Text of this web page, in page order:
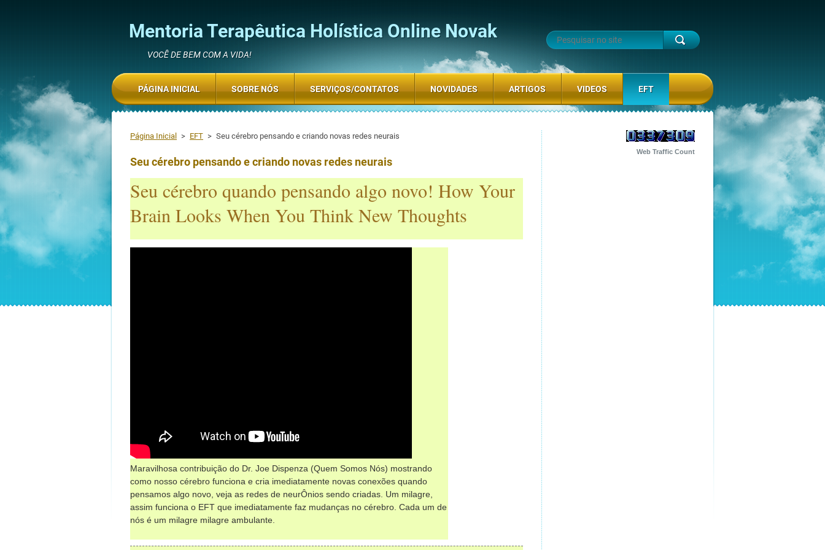
Mentoria Terapêutica Holística Online Novak
VOCÊ DE BEM COM A VIDA!
Página Inicial > EFT > Seu cérebro pensando e criando novas redes neurais
Seu cérebro pensando e criando novas redes neurais
Seu cérebro quando pensando algo novo! How Your
Brain Looks When You Think New Thoughts
Maravilhosa contribuição do Dr. Joe Dispenza (Quem Somos Nós) mostrando
como nosso cérebro funciona e cria imediatamente novas conexões quando
pensamos algo novo, veja as redes de neurÔnios sendo criadas. Um milagre,
assim funciona o EFT que imediatamente faz mudanças no cérebro. Cada um de
nós é um milagre milagre ambulante.
Web Traffic Count
PÁGINA INICIAL SOBRE NÓS SERVIÇOS/CONTATOS NOVIDADES ARTIGOS VIDEOS EFT